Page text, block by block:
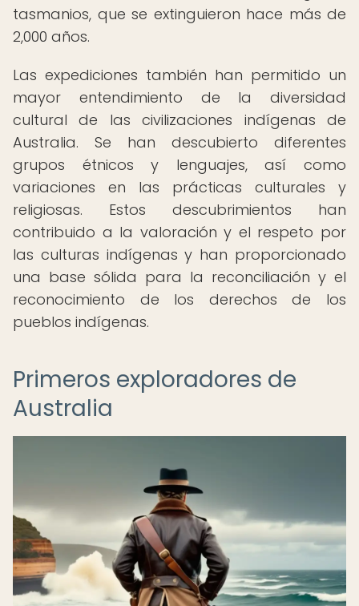
tasmanios, que se extinguieron hace más de
2,000 años.
Las expediciones también han permitido un
mayor entendimiento de la diversidad
cultural de las civilizaciones indígenas de
Australia. Se han descubierto diferentes
grupos étnicos y lenguajes, así como
variaciones en las prácticas culturales y
religiosas. Estos descubrimientos han
contribuido a la valoración y el respeto por
las culturas indígenas y han proporcionado
una base sólida para la reconciliación y el
reconocimiento de los derechos de los
pueblos indígenas.
Primeros exploradores de
Australia